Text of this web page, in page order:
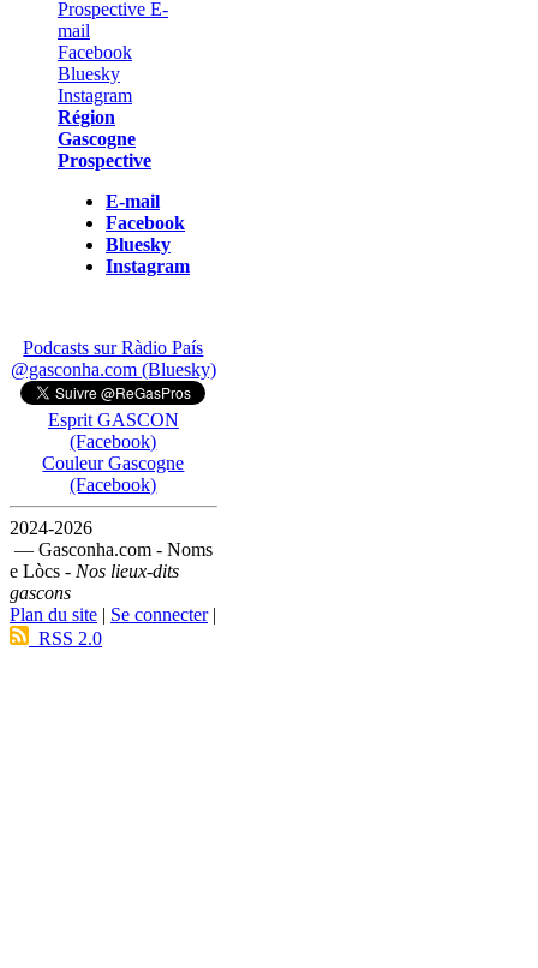
Région
Gascogne
Prospective
E-mail
Facebook
Bluesky
Instagram
Podcasts sur Ràdio País
@gasconha.com (Bluesky)
Esprit GASCON
(Facebook)
Couleur Gascogne
(Facebook)
2024-2026
— Gasconha.com - Noms
e Lòcs - Nos lieux-dits
gascons
Plan du site | Se connecter|
RSS 2.0